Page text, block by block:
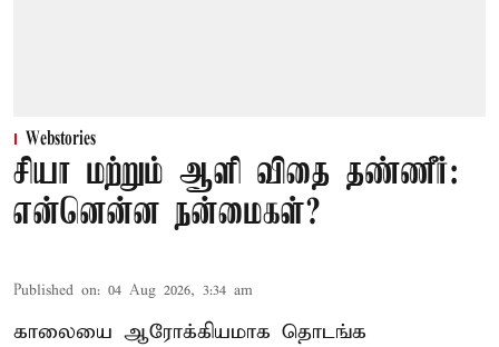
Webstories
சியா மற்றும் ஆளி விதை தண்ணீர்:
என்னென்ன நன்மைகள்?
Published on: 04 Aug 2026, 3:34 am
காலையை ஆரோக்கியமாக தொடங்க